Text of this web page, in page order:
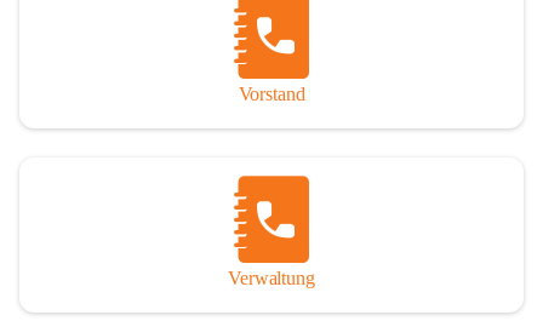
Vorstand
Verwaltung